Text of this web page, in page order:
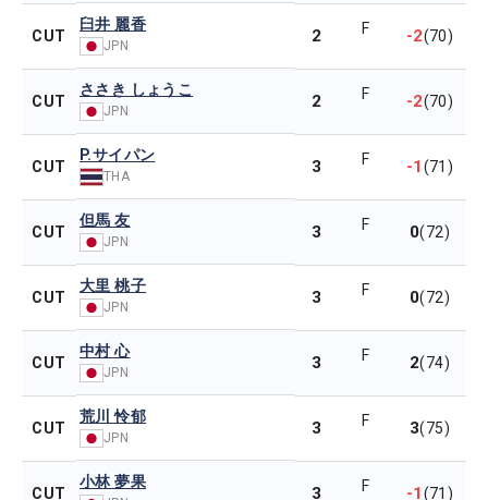
CUT
臼井 麗香
JPN 2 F -2(70)
CUT
ささき しょうこ
JPN 2 F -2(70)
CUT
P.サイパン
THA 3 F -1(71)
CUT
但馬 友
JPN 3 F 0(72)
CUT
大里 桃子
JPN 3 F 0(72)
CUT
中村 心
JPN 3 F 2(74)
CUT
荒川 怜郁
JPN 3 F 3(75)
CUT
小林 夢果
3 F -1(71)